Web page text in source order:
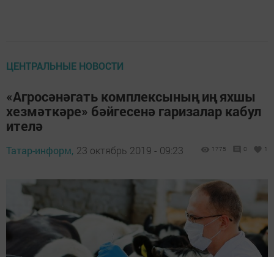
ЦЕНТРАЛЬНЫЕ НОВОСТИ
«Агросәнәгать комплексының иң яхшы
хезмәткәре» бәйгесенә гаризалар кабул
ителә
Татар-информ, 23 октябрь 2019 - 09:23 1775 0 1